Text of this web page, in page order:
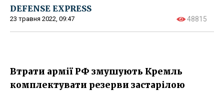
DEFENSE EXPRESS
23 травня 2022, 09:47 48815
Втрати армії РФ змушують Кремль
комплектувати резерви застарілою